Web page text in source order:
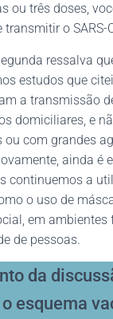
ou três doses,
o SARS-
ressalva
estudos que
a transmissão
domiciliares, e
ou com grandes
ainda é
continuemos a
o uso de
em ambientes
de pessoas.
da
esquema